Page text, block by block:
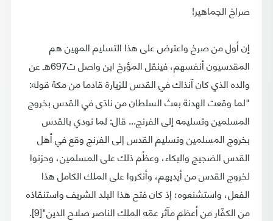
صراخ الجماهير!
إن أول من صرخ واعترض على هذا التسليم المهين هم
المقدسيون أنفسهم، فينقل المؤرخ ابن واصل ت697هـ عن
والده الذي كان آنذاك في القدس للزيارة قادما من مكة قوله:
"لما وقعت الهدنة بعث السلطان من نادَى في القدس بخروج
المسلمين وتسليمه إلى الفرنج... قال: لما نودي بالقدس
بخروج المسلمين وتسليم القدس إلى الفرنج وقع في أهل
القدس الضجيج والبكاء، وعظُم ذلك على المسلمين، وحزنوا
لخروج القدس من أيديهم، وأنكروا على الملك الكامل هذا
الفعل، واستشنعوه؛ إذ كان فتح هذا البلد الشريف واستنقاذه
من الكفّار من أعظم مآثر عمّه الملك الناصر صلاح الدين"[9].